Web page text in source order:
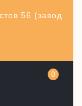
56 (завод
0